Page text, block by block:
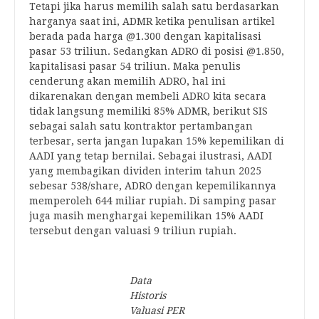
Tetapi jika harus memilih salah satu berdasarkan
harganya saat ini, ADMR ketika penulisan artikel
berada pada harga @1.300 dengan kapitalisasi
pasar 53 triliun. Sedangkan ADRO di posisi @1.850,
kapitalisasi pasar 54 triliun. Maka penulis
cenderung akan memilih ADRO, hal ini
dikarenakan dengan membeli ADRO kita secara
tidak langsung memiliki 85% ADMR, berikut SIS
sebagai salah satu kontraktor pertambangan
terbesar, serta jangan lupakan 15% kepemilikan di
AADI yang tetap bernilai. Sebagai ilustrasi, AADI
yang membagikan dividen interim tahun 2025
sebesar 538/share, ADRO dengan kepemilikannya
memperoleh 644 miliar rupiah. Di samping pasar
juga masih menghargai kepemilikan 15% AADI
tersebut dengan valuasi 9 triliun rupiah.
Data
Historis
Valuasi PER